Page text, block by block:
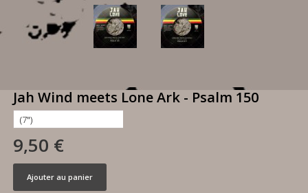
Jah Wind meets Lone Ark - Psalm 150
9,50 €
Ajouter au panier